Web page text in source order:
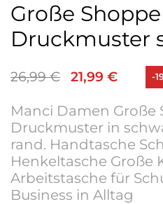
Große
Druckmuster
26,99€ 21,99 € -
Manci Damen Große
Druckmuster in
rand. Handtasche
Henkeltasche Große
Arbeitstasche für
Business in Alltag